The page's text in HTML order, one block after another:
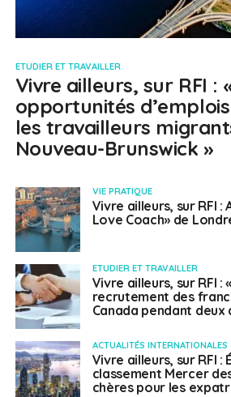
ETUDIER ET TRAVAILLER
Vivre ailleurs, sur RFI :
opportunités
les travailleurs
Nouveau-Brunswick »
VIE PRATIQUE
Vivre ailleurs, sur RFI :
Love Coach» de
ETUDIER ET TRAVAILLER
Vivre ailleurs, sur RFI :
recrutement des
Canada pendant deux
ACTUALITÉS INTERNATIONALES
Vivre ailleurs, sur RFI :
classement Mercer
chères pour les